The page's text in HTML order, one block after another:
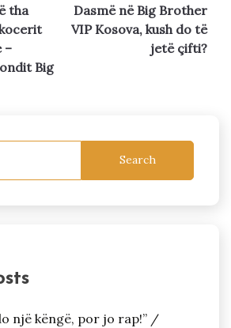
tha
–
Big
Dasmë në Big Brother
VIP Kosova, kush do të
jetë çifti?
Search
një këngë, por jo rap!” /